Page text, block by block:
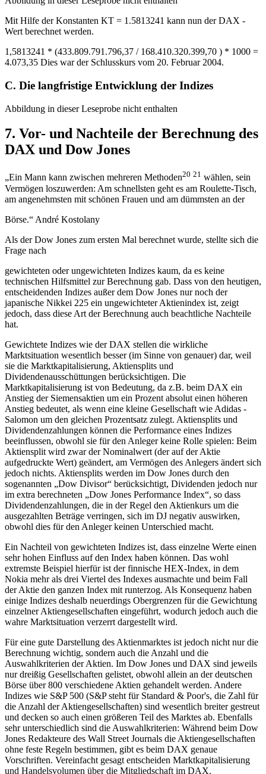
Mit Hilfe der Konstanten KT = 1.5813241 kann nun der DAX -
Wert berechnet werden.
1,5813241 * (433.809.791.796,37 / 168.410.320.399,70 ) * 1000 =
4.073,35 Dies war der Schlusskurs vom 20. Februar 2004.
C. Die langfristige Entwicklung der Indizes
Abbildung in dieser Leseprobe nicht enthalten
7. Vor- und Nachteile der Berechnung des
DAX und Dow Jones
„Ein Mann kann zwischen mehreren Methoden20 21 wählen, sein
Vermögen loszuwerden: Am schnellsten geht es am Roulette-Tisch,
am angenehmsten mit schönen Frauen und am dümmsten an der
Börse.“ André Kostolany
Als der Dow Jones zum ersten Mal berechnet wurde, stellte sich die
Frage nach
gewichteten oder ungewichteten Indizes kaum, da es keine
technischen Hilfsmittel zur Berechnung gab. Dass von den heutigen,
entscheidenden Indizes außer dem Dow Jones nur noch der
japanische Nikkei 225 ein ungewichteter Aktienindex ist, zeigt
jedoch, dass diese Art der Berechnung auch beachtliche Nachteile
hat.
Gewichtete Indizes wie der DAX stellen die wirkliche
Marktsituation wesentlich besser (im Sinne von genauer) dar, weil
sie die Marktkapitalisierung, Aktiensplits und
Dividendenausschüttungen berücksichtigen. Die
Marktkapitalisierung ist von Bedeutung, da z.B. beim DAX ein
Anstieg der Siemensaktien um ein Prozent absolut einen höheren
Anstieg bedeutet, als wenn eine kleine Gesellschaft wie Adidas -
Salomon um den gleichen Prozentsatz zulegt. Aktiensplits und
Dividendenzahlungen können die Performance eines Indizes
beeinflussen, obwohl sie für den Anleger keine Rolle spielen: Beim
Aktiensplit wird zwar der Nominalwert (der auf der Aktie
aufgedruckte Wert) geändert, am Vermögen des Anlegers ändert sich
jedoch nichts. Aktiensplits werden im Dow Jones durch den
sogenannten „Dow Divisor“ berücksichtigt, Dividenden jedoch nur
im extra berechneten „Dow Jones Performance Index“, so dass
Dividendenzahlungen, die in der Regel den Aktienkurs um die
ausgezahlten Beträge verringen, sich im DJ negativ auswirken,
obwohl dies für den Anleger keinen Unterschied macht.
Ein Nachteil von gewichteten Indizes ist, dass einzelne Werte einen
sehr hohen Einfluss auf den Index haben können. Das wohl
extremste Beispiel hierfür ist der finnische HEX-Index, in dem
Nokia mehr als drei Viertel des Indexes ausmachte und beim Fall
der Aktie den ganzen Index mit runterzog. Als Konsequenz haben
einige Indizes deshalb neuerdings Obergrenzen für die Gewichtung
einzelner Aktiengesellschaften eingeführt, wodurch jedoch auch die
wahre Marktsituation verzerrt dargestellt wird.
Für eine gute Darstellung des Aktienmarktes ist jedoch nicht nur die
Berechnung wichtig, sondern auch die Anzahl und die
Auswahlkriterien der Aktien. Im Dow Jones und DAX sind jeweils
nur dreißig Gesellschaften gelistet, obwohl allein an der deutschen
Börse über 800 verschiedene Aktien gehandelt werden. Andere
Indizes wie S&P 500 (S&P steht für Standard & Poor's, die Zahl für
die Anzahl der Aktiengesellschaften) sind wesentlich breiter gestreut
und decken so auch einen größeren Teil des Marktes ab. Ebenfalls
sehr unterschiedlich sind die Auswahlkriterien: Während beim Dow
Jones Redakteure des Wall Street Journals die Aktiengesellschaften
ohne feste Regeln bestimmen, gibt es beim DAX genaue
Vorschriften. Vereinfacht gesagt entscheiden Marktkapitalisierung
und Handelsvolumen über die Mitgliedschaft im DAX.